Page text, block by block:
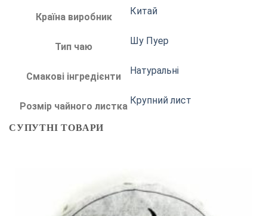
Країна виробник
Китай
Тип чаю
Шу Пуер
Смакові інгредієнти
Натуральні
Розмір чайного листка
Крупний лист
СУПУТНІ ТОВАРИ